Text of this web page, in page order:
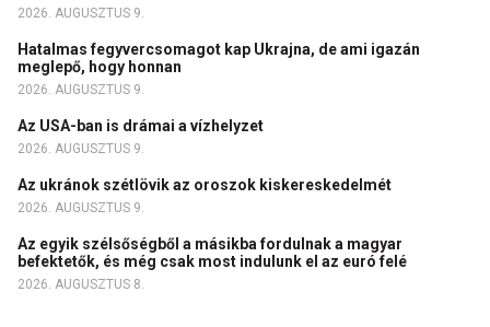
2026. AUGUSZTUS 9.
Hatalmas fegyvercsomagot kap Ukrajna, de ami igazán
meglepő, hogy honnan
2026. AUGUSZTUS 9.
Az USA-ban is drámai a vízhelyzet
2026. AUGUSZTUS 9.
Az ukránok szétlövik az oroszok kiskereskedelmét
2026. AUGUSZTUS 9.
Az egyik szélsőségből a másikba fordulnak a magyar
befektetők, és még csak most indulunk el az euró felé
2026. AUGUSZTUS 8.